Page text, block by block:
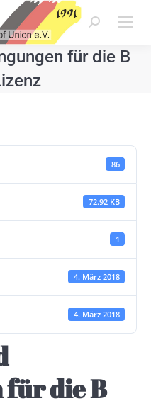
Search:
für die B
86
72.92 KB
1
4. März 2018
4. März 2018
für die B